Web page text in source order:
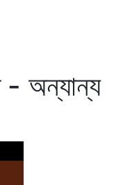
- অন্যান্য